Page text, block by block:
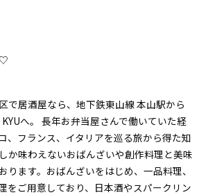
で居酒屋なら、地下鉄東山線 本山駅から
へ。 長年お弁当屋さんで働いていた経
、フランス、イタリアを巡る旅から得た知
か味わえないおばんざいや創作料理と美味
ります。おばんざいをはじめ、一品料理、
をご用意しており、日本酒やスパークリン